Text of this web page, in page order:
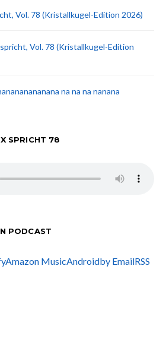
Vol. 78 (Kristallkugel-Edition 2026)
Vol. 78 (Kristallkugel-Edition
na na na nanana
SPRICHT 78
PODCAST
Amazon MusicAndroidby EmailRSS